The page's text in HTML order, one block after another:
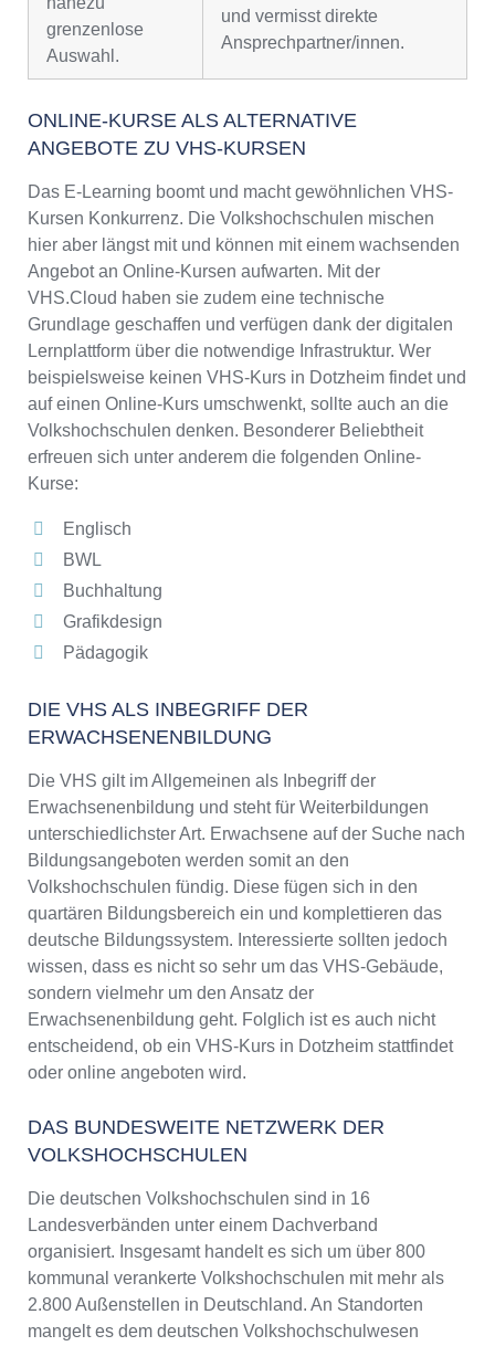
grenzenlose
Auswahl.
und vermisst direkte
Ansprechpartner/innen.
ONLINE-KURSE ALS ALTERNATIVE
ANGEBOTE ZU VHS-KURSEN
Das E-Learning boomt und macht gewöhnlichen VHS-
Kursen Konkurrenz. Die Volkshochschulen mischen
hier aber längst mit und können mit einem wachsenden
Angebot an Online-Kursen aufwarten. Mit der
VHS.Cloud haben sie zudem eine technische
Grundlage geschaffen und verfügen dank der digitalen
Lernplattform über die notwendige Infrastruktur. Wer
beispielsweise keinen VHS-Kurs in Dotzheim findet und
auf einen Online-Kurs umschwenkt, sollte auch an die
Volkshochschulen denken. Besonderer Beliebtheit
erfreuen sich unter anderem die folgenden Online-
Kurse:
Englisch
BWL
Buchhaltung
Grafikdesign
Pädagogik
DIE VHS ALS INBEGRIFF DER
ERWACHSENENBILDUNG
Die VHS gilt im Allgemeinen als Inbegriff der
Erwachsenenbildung und steht für Weiterbildungen
unterschiedlichster Art. Erwachsene auf der Suche nach
Bildungsangeboten werden somit an den
Volkshochschulen fündig. Diese fügen sich in den
quartären Bildungsbereich ein und komplettieren das
deutsche Bildungssystem. Interessierte sollten jedoch
wissen, dass es nicht so sehr um das VHS-Gebäude,
sondern vielmehr um den Ansatz der
Erwachsenenbildung geht. Folglich ist es auch nicht
entscheidend, ob ein VHS-Kurs in Dotzheim stattfindet
oder online angeboten wird.
DAS BUNDESWEITE NETZWERK DER
VOLKSHOCHSCHULEN
Die deutschen Volkshochschulen sind in 16
Landesverbänden unter einem Dachverband
organisiert. Insgesamt handelt es sich um über 800
kommunal verankerte Volkshochschulen mit mehr als
2.800 Außenstellen in Deutschland. An Standorten
mangelt es dem deutschen Volkshochschulwesen